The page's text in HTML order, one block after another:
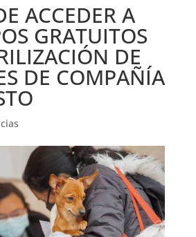
ACCEDER A
GRATUITOS
DE
DE COMPAÑÍA